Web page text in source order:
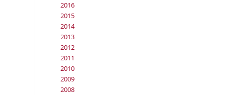
2016
2015
2014
2013
2012
2011
2010
2009
2008